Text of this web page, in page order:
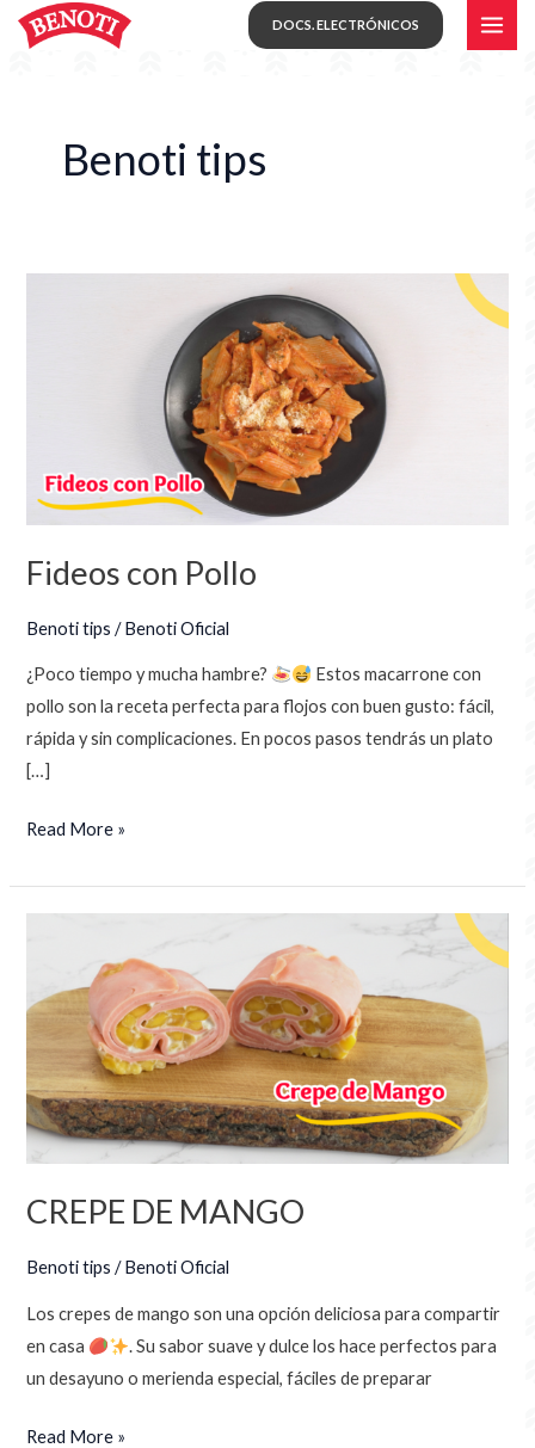
Skip
DOCS. ELECTRÓNICOS
Benoti tips
Fideos con Pollo
Benoti tips /Benoti Oficial
¿Poco tiempo y mucha hambre?
Estos macarrone con
pollo son la receta perfecta para flojos con buen gusto: fácil,
rápida y sin complicaciones. En pocos pasos tendrás un plato
[…]
Read More »
CREPE DE MANGO
Benoti tips / Benoti Oficial
Los crepes de mango son una opción deliciosa para compartir
en casa
. Su sabor suave y dulce los hace perfectos para
un desayuno o merienda especial, fáciles de preparar
MANGO
Read More »